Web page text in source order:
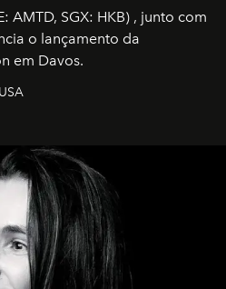
AMTD, SGX: HKB) , junto com
o lançamento da
em Davos.